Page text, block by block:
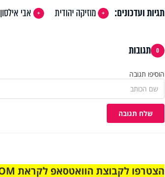
תגיות ועדכונים: מוזיקה יהודית אבי אילסון
0 תגובות
הוסיפו תגובה
שלח תגובה